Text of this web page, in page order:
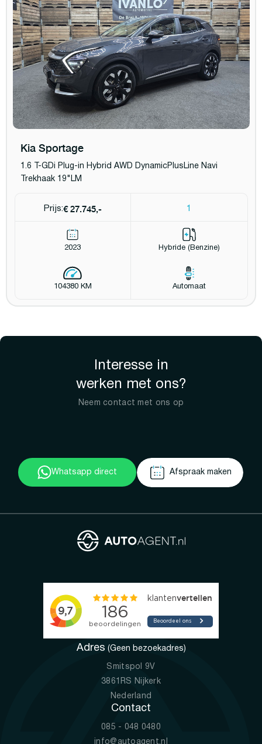
Kia Sportage
1.6 T-GDi Plug-in Hybrid AWD DynamicPlusLine Navi
Trekhaak 19"LM
Prijs:€ 27.745,- 1
2023 Hybride (Benzine)
104380 KM Automaat
Interesse in
werken met ons?
Neem contact met ons op
Whatsapp direct Afspraak maken
Adres (Geen bezoekadres)
Smitspol 9V
3861RS Nijkerk
Nederland
Contact
085 - 048 0480
info@autoagent.nl